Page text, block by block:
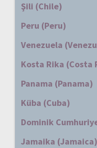
Şili (Chile)
Peru (Peru)
Venezuela
Kosta Rika (Costa
Panama (Panama)
Küba (Cuba)
Dominik
Jamaika (Jamaica)